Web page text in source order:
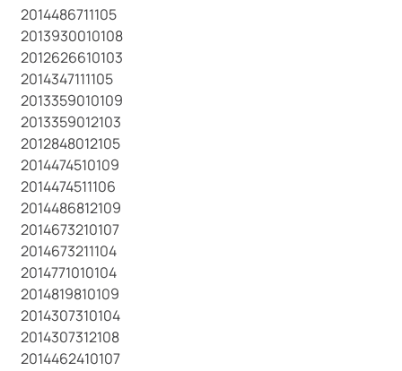
2014486711105
2013930010108
2012626610103
2014347111105
2013359010109
2013359012103
2012848012105
2014474510109
2014474511106
2014486812109
2014673210107
2014673211104
2014771010104
2014819810109
2014307310104
2014307312108
2014462410107